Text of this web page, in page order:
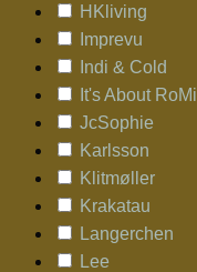
HKliving
Imprevu
Indi & Cold
It's About RoMi
JcSophie
Karlsson
Klitmøller
Krakatau
Langerchen
Lee